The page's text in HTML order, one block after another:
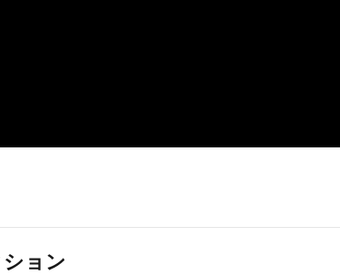
ョン